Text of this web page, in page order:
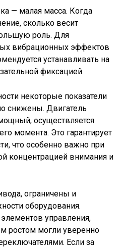
— малая масса. Когда
сколько весит
роль. Для
вибрационных эффектов
устанавливать на
фиксацией.
некоторые показатели
снижены. Двигатель
осуществляется
момента. Это гарантирует
что особенно важно при
концентрацией внимания и
ограничены и
оборудования.
управления,
ростом могли уверенно
Если за